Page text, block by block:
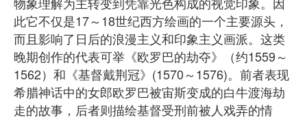
此它不仅是17～18世纪西方绘画的一个主要源头，
而且影响了日后的浪漫主义和印象主义画派。这类
晚期创作的代表可举《欧罗巴的劫夺》（约1559～
1562）和《基督戴荆冠》(1570～1576)。前者表现
希腊神话中的女郎欧罗巴被宙斯变成的白牛渡海劫
走的故事，后者则描绘基督受刑前被人戏弄的情